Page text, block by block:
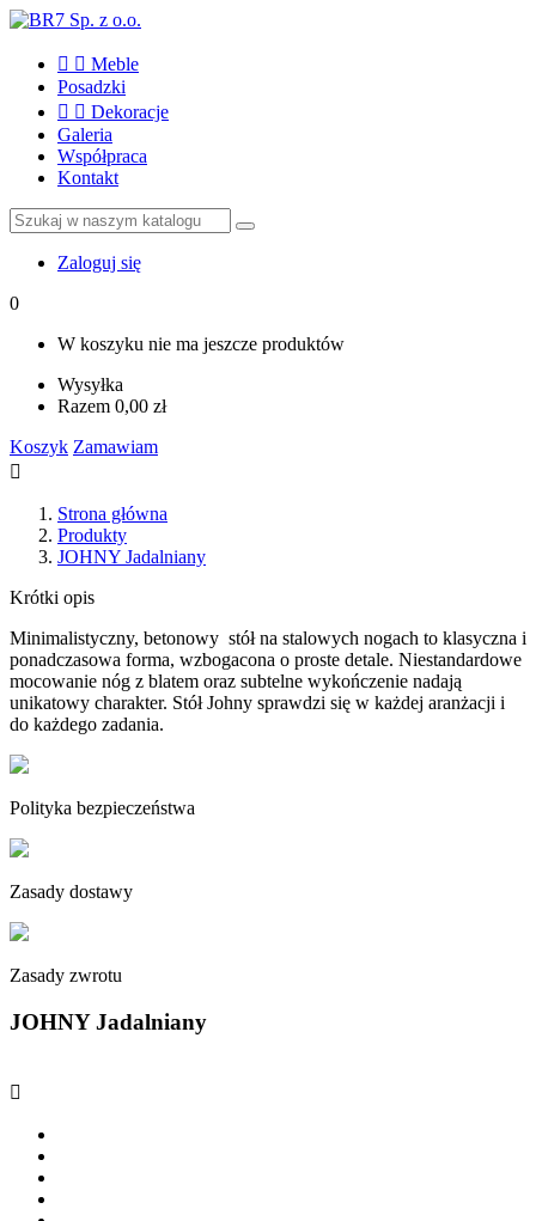
  Meble
Posadzki
  Dekoracje
Galeria
Współpraca
Kontakt
Zaloguj się
0
W koszyku nie ma jeszcze produktów
Wysyłka
Razem 0,00 zł
Koszyk Zamawiam

Strona główna
Produkty
JOHNY Jadalniany
Krótki opis
Minimalistyczny, betonowy stół na stalowych nogach to klasyczna i
ponadczasowa forma, wzbogacona o proste detale. Niestandardowe
mocowanie nóg z blatem oraz subtelne wykończenie nadają
unikatowy charakter. Stół Johny sprawdzi się w każdej aranżacji i
do każdego zadania.
Polityka bezpieczeństwa
Zasady dostawy
Zasady zwrotu
JOHNY Jadalniany
